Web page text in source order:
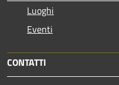
Luoghi
Eventi
CONTATTI